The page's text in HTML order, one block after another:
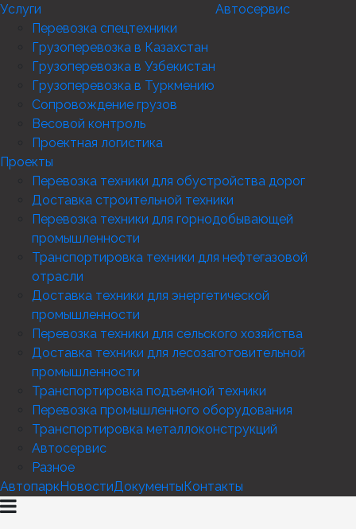
Услуги
Перевозка спецтехники
Грузоперевозка в Казахстан
Грузоперевозка в Узбекистан
Грузоперевозка в Туркмению
Сопровождение грузов
Весовой контроль
Проектная логистика
Автосервис
Проекты
Перевозка техники для обустройства дорог
Доставка строительной техники
Перевозка техники для горнодобывающей
промышленности
Транспортировка техники для нефтегазовой
отрасли
Доставка техники для энергетической
промышленности
Перевозка техники для сельского хозяйства
Доставка техники для лесозаготовительной
промышленности
Транспортировка подъемной техники
Перевозка промышленного оборудования
Транспортировка металлоконструкций
Автосервис
Разное
АвтопаркНовостиДокументыКонтакты